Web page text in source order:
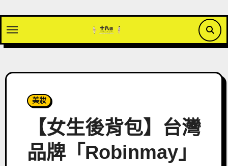
content
美妝
【女生後背包】台灣
品牌「Robinmay」